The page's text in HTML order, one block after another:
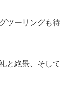
ツーリングも待
と絶景、そして